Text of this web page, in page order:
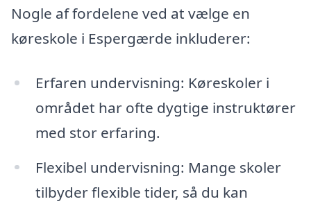
Nogle af fordelene ved at vælge en
køreskole i Espergærde inkluderer:
Erfaren undervisning: Køreskoler i
området har ofte dygtige instruktører
med stor erfaring.
Flexibel undervisning: Mange skoler
tilbyder flexible tider, så du kan